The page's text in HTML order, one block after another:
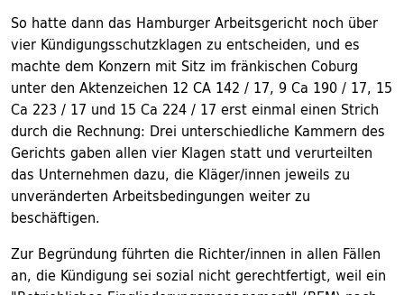
So hatte dann das Hamburger Arbeitsgericht noch über
vier Kündigungsschutzklagen zu entscheiden, und es
machte dem Konzern mit Sitz im fränkischen Coburg
unter den Aktenzeichen 12 CA 142 / 17, 9 Ca 190 / 17, 15
Ca 223 / 17 und 15 Ca 224 / 17 erst einmal einen Strich
durch die Rechnung: Drei unterschiedliche Kammern des
Gerichts gaben allen vier Klagen statt und verurteilten
das Unternehmen dazu, die Kläger/innen jeweils zu
unveränderten Arbeitsbedingungen weiter zu
beschäftigen.
Zur Begründung führten die Richter/innen in allen Fällen
an, die Kündigung sei sozial nicht gerechtfertigt, weil ein